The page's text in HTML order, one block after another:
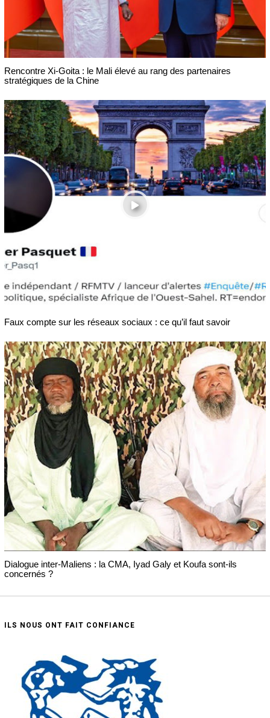
Rencontre Xi-Goita : le Mali élevé au rang des partenaires
stratégiques de la Chine
Faux compte sur les réseaux sociaux : ce qu’il faut savoir
Dialogue inter-Maliens : la CMA, Iyad Galy et Koufa sont-ils
concernés ?
ILS NOUS ONT FAIT CONFIANCE